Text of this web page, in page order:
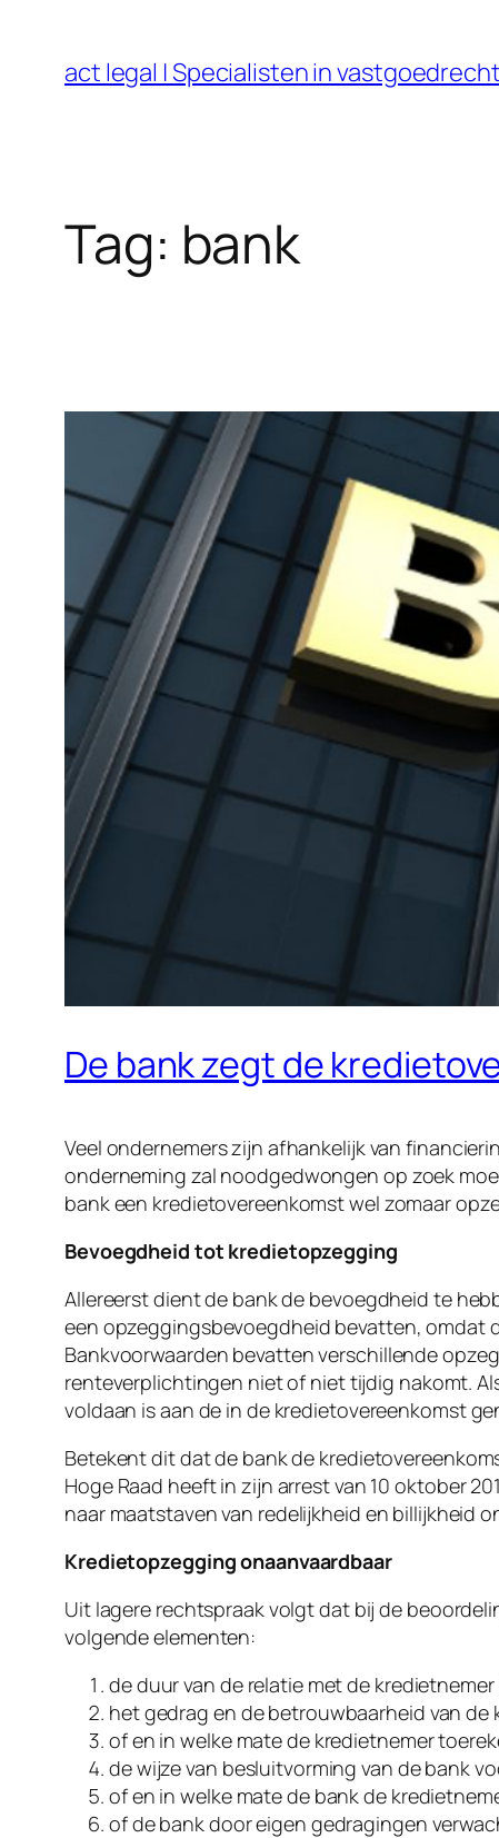
act legal | Specialisten in
Tag: bank
De bank zegt de
Veel ondernemers zijn afhankelijk van
onderneming zal noodgedwongen op zoek
bank een kredietovereenkomst wel zomaar
Bevoegdheid tot kredietopzegging
Allereerst dient de bank de bevoegdheid te
een opzeggingsbevoegdheid bevatten, omdat
Bankvoorwaarden bevatten verschillende
renteverplichtingen niet of niet tijdig nakomt.
voldaan is aan de in de kredietovereenkomst
Betekent dit dat de bank de
Hoge Raad heeft in zijn arrest van 10 oktober
naar maatstaven van redelijkheid en billijkheid
Kredietopzegging onaanvaardbaar
Uit lagere rechtspraak volgt dat bij de
volgende elementen:
de duur van de relatie met de
het gedrag en de betrouwbaarheid van de
of en in welke mate de kredietnemer
de wijze van besluitvorming van de bank
of en in welke mate de bank de
of de bank door eigen gedragingen